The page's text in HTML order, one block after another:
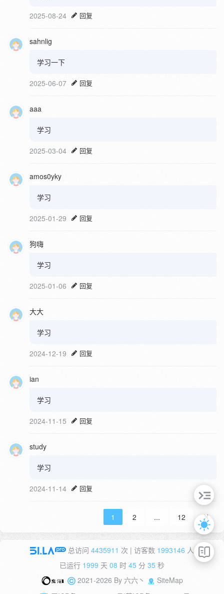
2025-08-24 回复
sahnlig
学习一下
2025-06-07 回复
aaa
学习
2025-03-04 回复
amos0yky
学习
2025-01-29 回复
狗嗨
学习
2025-01-06 回复
大大
学习
2024-12-19 回复
ian
学习
2024-11-15 回复
study
学习
2024-11-14 回复
1 2 ... 12
总访问 4435911 次 | 访客数 1993146 人
已运行 1999 天 08 时 45 分 36 秒
2021-2026 By 六六丶
SiteMap